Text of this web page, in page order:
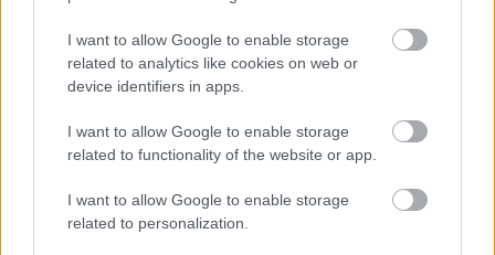
I want to allow Google to enable storage
related to analytics like cookies on web or
device identifiers in apps.
I want to allow Google to enable storage
related to functionality of the website or app.
I want to allow Google to enable storage
related to personalization.